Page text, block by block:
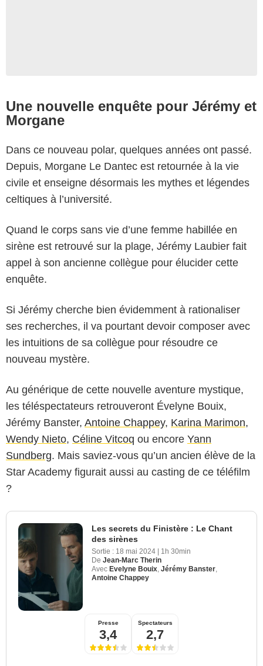
Une nouvelle enquête pour Jérémy et
Morgane
Dans ce nouveau polar, quelques années ont passé.
Depuis, Morgane Le Dantec est retournée à la vie
civile et enseigne désormais les mythes et légendes
celtiques à l’université.
Quand le corps sans vie d’une femme habillée en
sirène est retrouvé sur la plage, Jérémy Laubier fait
appel à son ancienne collègue pour élucider cette
enquête.
Si Jérémy cherche bien évidemment à rationaliser
ses recherches, il va pourtant devoir composer avec
les intuitions de sa collègue pour résoudre ce
nouveau mystère.
Au générique de cette nouvelle aventure mystique,
les téléspectateurs retrouveront Évelyne Bouix,
Jérémy Banster, Antoine Chappey, Karina Marimon,
Wendy Nieto, Céline Vitcoq ou encore Yann
Sundberg. Mais saviez-vous qu’un ancien élève de la
Star Academy figurait aussi au casting de ce téléfilm
?
Les secrets du Finistère : Le Chant
des sirènes
Sortie : 18 mai 2024 | 1h 30min
De Jean-Marc Therin
Avec Evelyne Bouix Jérémy Banster
Antoine Chappey
Presse
3,4
Spectateurs
2,7